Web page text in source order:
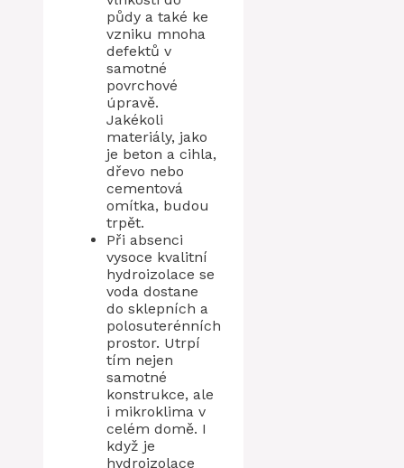
půdy a také ke
vzniku mnoha
defektů v
samotné
povrchové
úpravě.
Jakékoli
materiály, jako
je beton a cihla,
dřevo nebo
cementová
omítka, budou
trpět.
Při absenci
vysoce kvalitní
hydroizolace se
voda dostane
do sklepních a
polosuterénních
prostor. Utrpí
tím nejen
samotné
konstrukce, ale
i mikroklima v
celém domě. I
když je
hydroizolace